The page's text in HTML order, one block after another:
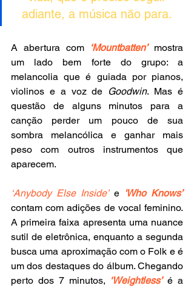
adiante, a música não para.
A abertura com ‘Mountbatten’ mostra
um lado bem forte do grupo: a
melancolia que é guiada por pianos,
violinos e a voz de Goodwin. Mas é
questão de alguns minutos para a
canção perder um pouco de sua
sombra melancólica e ganhar mais
peso com outros instrumentos que
aparecem.
‘Anybody Else Inside’ e
'Who Knows’
contam com adições de vocal feminino.
A primeira faixa apresenta uma nuance
sutil de eletrônica, enquanto a segunda
busca uma aproximação com o Folk e é
um dos destaques do álbum. Chegando
perto dos 7 minutos, ‘Weightless’ é a